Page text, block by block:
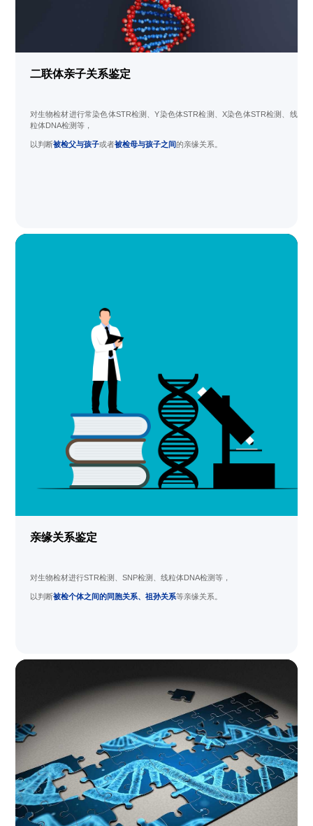
二联体亲子关系鉴定
对生物检材进行常染色体STR检测、Y染色体STR检测、X染色体STR检测、线
粒体DNA检测等，
以判断被检父与孩子或者被检母与孩子之间的亲缘关系。
亲缘关系鉴定
对生物检材进行STR检测、 SNP检测、线粒体DNA检测等，
以判断被检个体之间的同胞关系、祖孙关系等亲缘关系。